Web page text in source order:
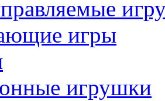
игры
игрушки